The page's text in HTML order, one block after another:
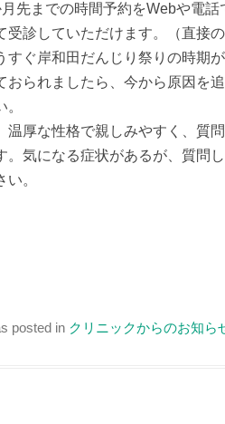
先までの時間予約をWebや電
受診していただけます。（直接
ぐ岸和田だんじり祭りの時期
おられましたら、今から原因を
温厚な性格で親しみやすく、質
。気になる症状があるが、質問
。
posted in クリニックからのお知ら